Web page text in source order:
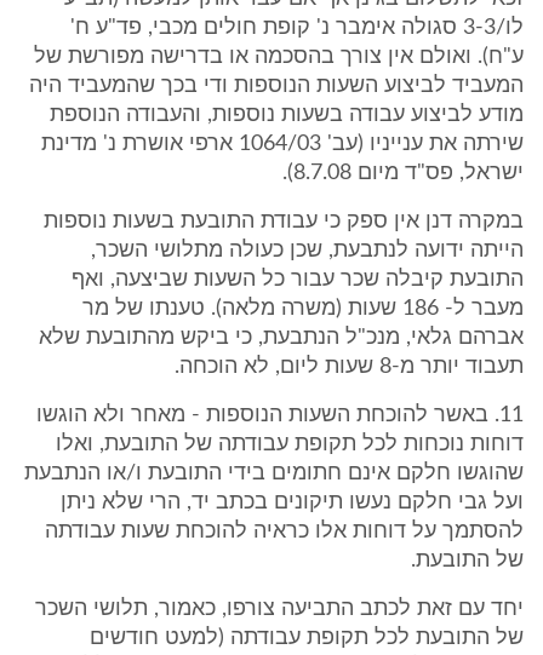
לו/3-3 סגולה אימבר נ' קופת חולים מכבי, פד"ע ח'
ע"ח). ואולם אין צורך בהסכמה או בדרישה מפורשת של
המעביד לביצוע השעות הנוספות ודי בכך שהמעביד היה
מודע לביצוע עבודה בשעות נוספות, והעבודה הנוספת
שירתה את ענייניו (עב' 1064/03 ארפי אושרת נ' מדינת
ישראל, פס"ד מיום 8.7.08).
במקרה דנן אין ספק כי עבודת התובעת בשעות נוספות
הייתה ידועה לנתבעת, שכן כעולה מתלושי השכר,
התובעת קיבלה שכר עבור כל השעות שביצעה, ואף
מעבר ל- 186 שעות (משרה מלאה). טענתו של מר
אברהם גלאי, מנכ"ל הנתבעת, כי ביקש מהתובעת שלא
תעבוד יותר מ-8 שעות ליום, לא הוכחה.
11. באשר להוכחת השעות הנוספות - מאחר ולא הוגשו
דוחות נוכחות לכל תקופת עבודתה של התובעת, ואלו
שהוגשו חלקם אינם חתומים בידי התובעת ו/או הנתבעת
ועל גבי חלקם נעשו תיקונים בכתב יד, הרי שלא ניתן
להסתמך על דוחות אלו כראיה להוכחת שעות עבודתה
של התובעת.
יחד עם זאת לכתב התביעה צורפו, כאמור, תלושי השכר
של התובעת לכל תקופת עבודתה (למעט חודשים